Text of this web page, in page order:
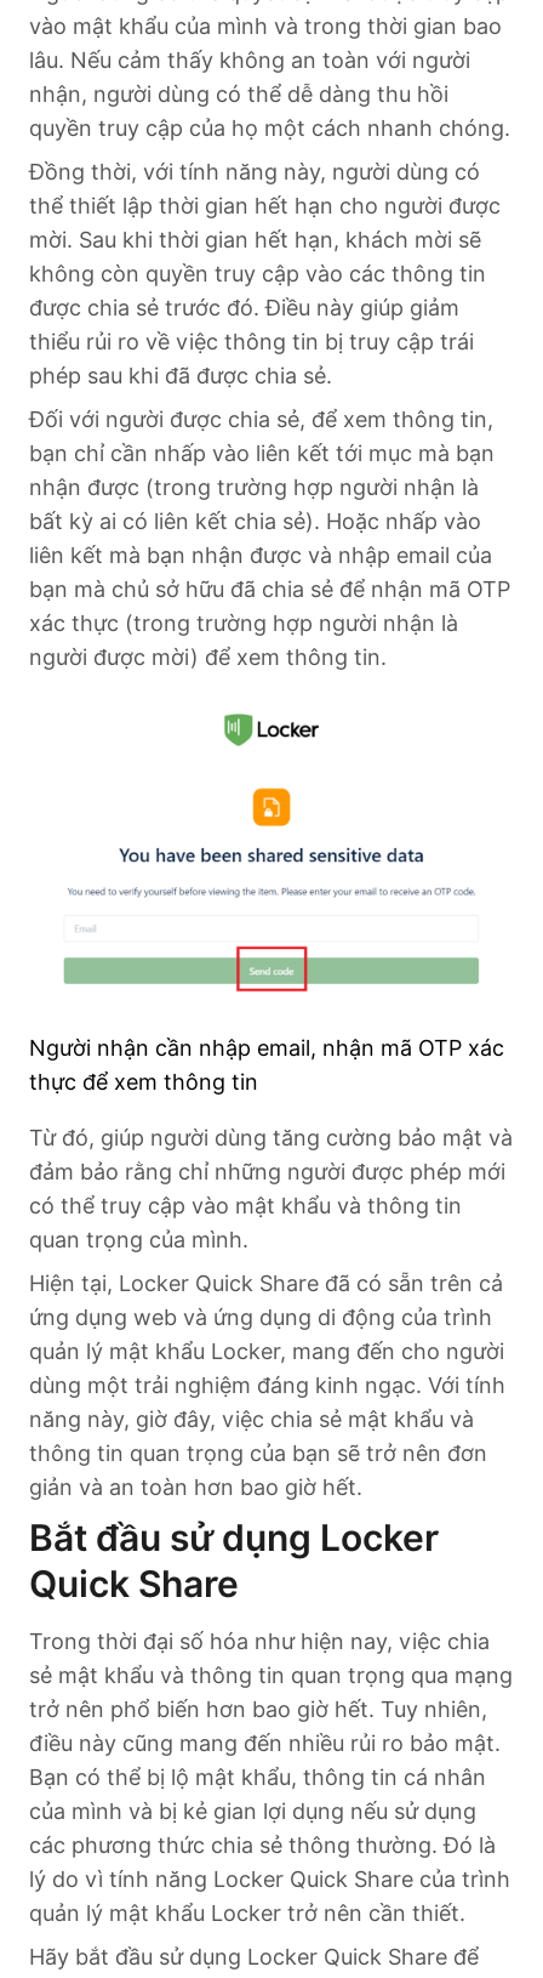
vào mật khẩu của mình và trong thời gian bao
lâu. Nếu cảm thấy không an toàn với người
nhận, người dùng có thể dễ dàng thu hồi
quyền truy cập của họ một cách nhanh chóng.
Đồng thời, với tính năng này, người dùng có
thể thiết lập thời gian hết hạn cho người được
mời. Sau khi thời gian hết hạn, khách mời sẽ
không còn quyền truy cập vào các thông tin
được chia sẻ trước đó. Điều này giúp giảm
thiểu rủi ro về việc thông tin bị truy cập trái
phép sau khi đã được chia sẻ.
Đối với người được chia sẻ, để xem thông tin,
bạn chỉ cần nhấp vào liên kết tới mục mà bạn
nhận được (trong trường hợp người nhận là
bất kỳ ai có liên kết chia sẻ). Hoặc nhấp vào
liên kết mà bạn nhận được và nhập email của
bạn mà chủ sở hữu đã chia sẻ để nhận mã OTP
xác thực (trong trường hợp người nhận là
người được mời) để xem thông tin.
Người nhận cần nhập email, nhận mã OTP xác
thực để xem thông tin
Từ đó, giúp người dùng tăng cường bảo mật và
đảm bảo rằng chỉ những người được phép mới
có thể truy cập vào mật khẩu và thông tin
quan trọng của mình.
Hiện tại, Locker Quick Share đã có sẵn trên cả
ứng dụng web và ứng dụng di động của trình
quản lý mật khẩu Locker, mang đến cho người
dùng một trải nghiệm đáng kinh ngạc. Với tính
năng này, giờ đây, việc chia sẻ mật khẩu và
thông tin quan trọng của bạn sẽ trở nên đơn
giản và an toàn hơn bao giờ hết.
Bắt đầu sử dụng Locker
Quick Share
Trong thời đại số hóa như hiện nay, việc chia
sẻ mật khẩu và thông tin quan trọng qua mạng
trở nên phổ biến hơn bao giờ hết. Tuy nhiên,
điều này cũng mang đến nhiều rủi ro bảo mật.
Bạn có thể bị lộ mật khẩu, thông tin cá nhân
của mình và bị kẻ gian lợi dụng nếu sử dụng
các phương thức chia sẻ thông thường. Đó là
lý do vì tính năng Locker Quick Share của trình
quản lý mật khẩu Locker trở nên cần thiết.
Hãy bắt đầu sử dụng Locker Quick Share để